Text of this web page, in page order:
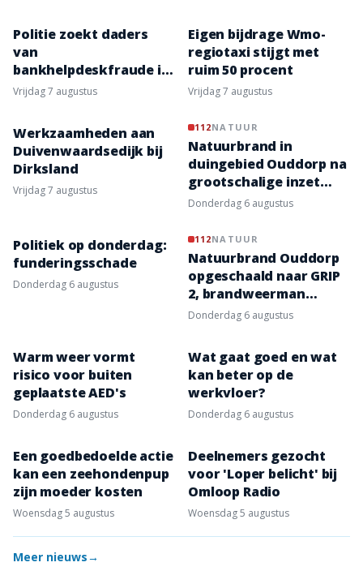
Politie zoekt daders
van
bankhelpdeskfraude in
Sommelsdijk
vrijdag 7 augustus
Eigen bijdrage Wmo-
regiotaxi stijgt met
ruim 50 procent
vrijdag 7 augustus
Werkzaamheden aan
Duivenwaardsedijk bij
Dirksland
vrijdag 7 augustus
VIDEO
112NATUUR
Natuurbrand in
duingebied Ouddorp na
grootschalige inzet
onder controle
donderdag 6 augustus
Politiek op donderdag:
funderingsschade
donderdag 6 augustus
VIDEO
112NATUUR
Natuurbrand Ouddorp
opgeschaald naar GRIP
2, brandweerman
gewond
donderdag 6 augustus
Warm weer vormt
risico voor buiten
geplaatste AED's
donderdag 6 augustus
Wat gaat goed en wat
kan beter op de
werkvloer?
donderdag 6 augustus
Een goedbedoelde actie
kan een zeehondenpup
zijn moeder kosten
woensdag 5 augustus
Deelnemers gezocht
voor 'Loper belicht' bij
Omloop Radio
woensdag 5 augustus
Meer nieuws→